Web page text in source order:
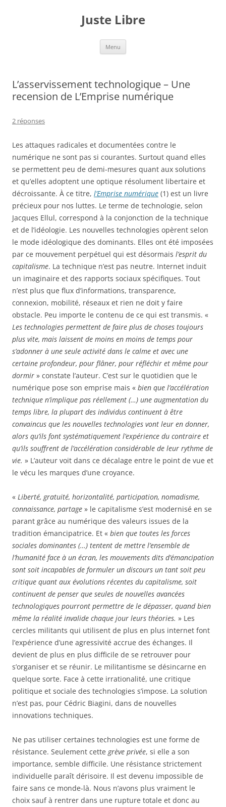
Juste Libre
Menu
L’asservissement technologique – Une
recension de L’Emprise numérique
2 réponses
Les attaques radicales et documentées contre le
numérique ne sont pas si courantes. Surtout quand elles
se permettent peu de demi-mesures quant aux solutions
et qu’elles adoptent une optique résolument libertaire et
décroissante. À ce titre, l’Emprise numérique (1) est un livre
précieux pour nos luttes. Le terme de technologie, selon
Jacques Ellul, correspond à la conjonction de la technique
et de l’idéologie. Les nouvelles technologies opèrent selon
le mode idéologique des dominants. Elles ont été imposées
par ce mouvement perpétuel qui est désormais l’esprit du
capitalisme. La technique n’est pas neutre. Internet induit
un imaginaire et des rapports sociaux spécifiques. Tout
n’est plus que flux d’informations, transparence,
connexion, mobilité, réseaux et rien ne doit y faire
obstacle. Peu importe le contenu de ce qui est transmis. «
Les technologies permettent de faire plus de choses toujours
plus vite, mais laissent de moins en moins de temps pour
s’adonner à une seule activité dans le calme et avec une
certaine profondeur, pour flâner, pour réfléchir et même pour
dormir » constate l’auteur. C’est sur le quotidien que le
numérique pose son emprise mais « bien que l’accélération
technique n’implique pas réellement (…) une augmentation du
temps libre, la plupart des individus continuent à être
convaincus que les nouvelles technologies vont leur en donner,
alors qu’ils font systématiquement l’expérience du contraire et
qu’ils souffrent de l’accélération considérable de leur rythme de
vie. » L’auteur voit dans ce décalage entre le point de vue et
le vécu les marques d’une croyance.
« Liberté, gratuité, horizontalité, participation, nomadisme,
connaissance, partage » le capitalisme s’est modernisé en se
parant grâce au numérique des valeurs issues de la
tradition émancipatrice. Et « bien que toutes les forces
sociales dominantes (…) tentent de mettre l’ensemble de
l’humanité face à un écran, les mouvements dits d’émancipation
sont soit incapables de formuler un discours un tant soit peu
critique quant aux évolutions récentes du capitalisme, soit
continuent de penser que seules de nouvelles avancées
technologiques pourront permettre de le dépasser, quand bien
même la réalité invalide chaque jour leurs théories. » Les
cercles militants qui utilisent de plus en plus internet font
l’expérience d’une agressivité accrue des échanges. Il
devient de plus en plus difficile de se retrouver pour
s’organiser et se réunir. Le militantisme se désincarne en
quelque sorte. Face à cette irrationalité, une critique
politique et sociale des technologies s’impose. La solution
n’est pas, pour Cédric Biagini, dans de nouvelles
innovations techniques.
Ne pas utiliser certaines technologies est une forme de
résistance. Seulement cette grève privée, si elle a son
importance, semble difficile. Une résistance strictement
individuelle paraît dérisoire. Il est devenu impossible de
faire sans ce monde-là. Nous n’avons plus vraiment le
choix sauf à rentrer dans une rupture totale et donc au